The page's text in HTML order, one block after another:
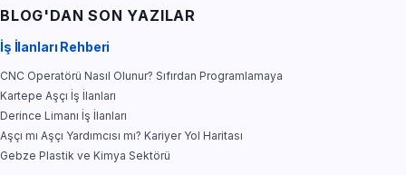
BLOG'DAN SON YAZILAR
İş İlanları Rehberi
CNC Operatörü Nasıl Olunur? Sıfırdan Programlamaya
Kartepe Aşçı İş İlanları
Derince Limanı İş İlanları
Aşçı mı Aşçı Yardımcısı mı? Kariyer Yol Haritası
Gebze Plastik ve Kimya Sektörü